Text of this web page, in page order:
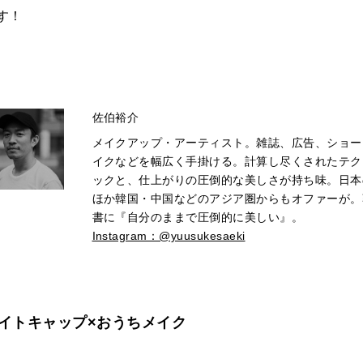
！
佐伯裕介
メイクアップ・アーティスト。雑誌、広告、ショー
イクなどを幅広く手掛ける。計算し尽くされたテ
ックと、仕上がりの圧倒的な美しさが持ち味。日
ほか韓国・中国などのアジア圏からもオファーが
書に『自分のままで圧倒的に美しい』。
Instagram：@yuusukesaeki
トキャップ×おうちメイク